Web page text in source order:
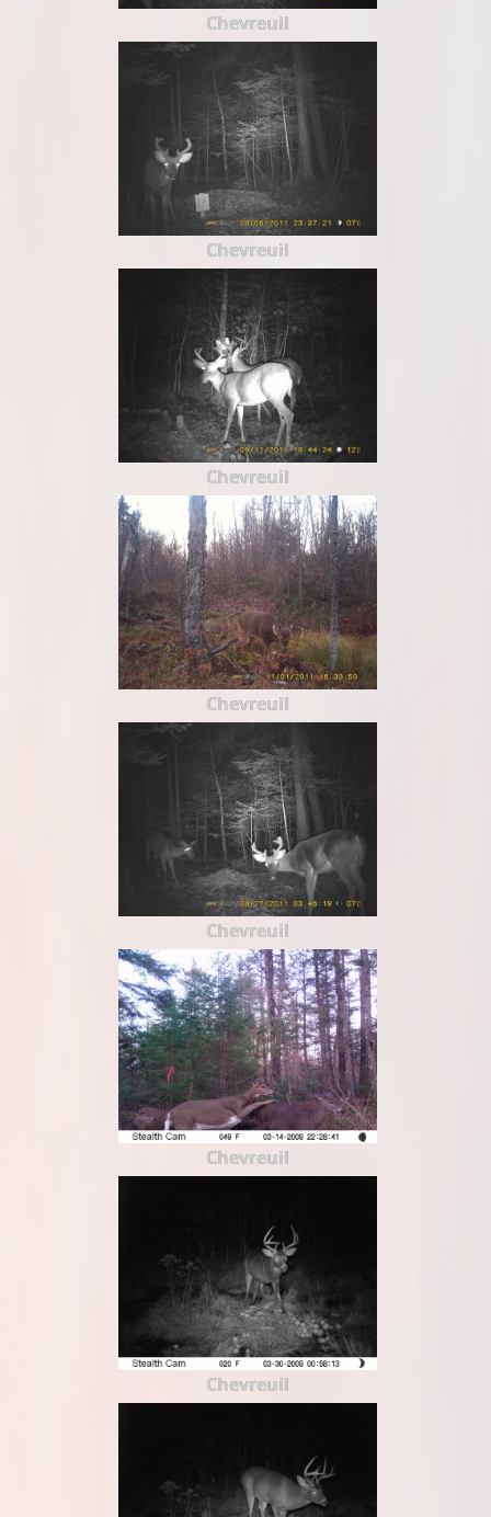
Chevreuil
Chevreuil
Chevreuil
Chevreuil
Chevreuil
Chevreuil
Chevreuil